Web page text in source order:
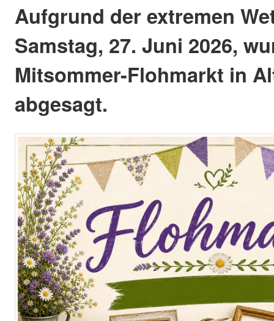
Aufgrund der extremen
Samstag, 27. Juni 2026,
Mitsommer-Flohmarkt in
abgesagt.